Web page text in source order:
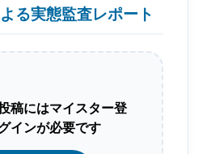
る実態監査レポート
稿にはマイスター登
インが必要です